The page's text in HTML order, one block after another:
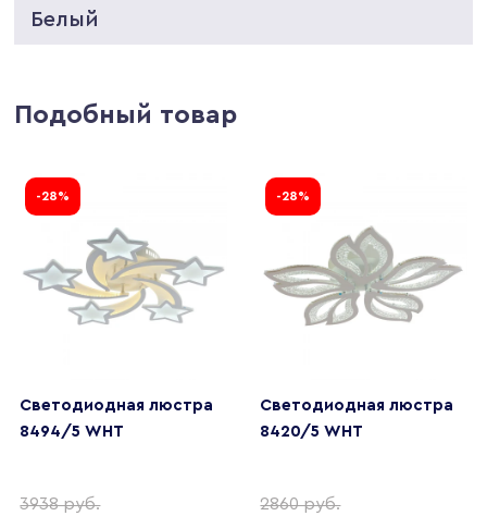
Белый
Подобный товар
Светодиодная люстра
8494/5 WHT
-28%
3938 руб.
Светодиодная люстра
8420/5 WHT
-28%
2860 руб.